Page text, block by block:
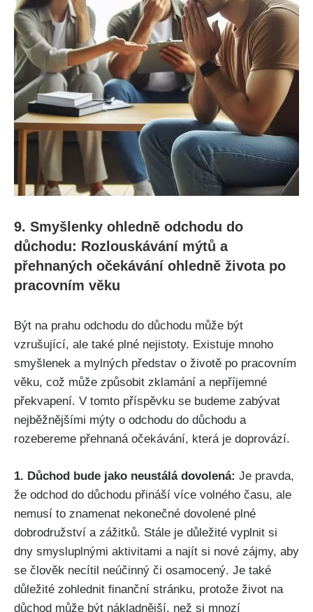
9. Smyšlenky ohledně odchodu do
důchodu: Rozlouskávání mýtů a
přehnaných očekávání ohledně života po
pracovním věku
Být na prahu odchodu do důchodu může být
vzrušující, ale také plné nejistoty. Existuje mnoho
smyšlenek a mylných představ o životě po pracovním
věku, což může způsobit zklamání a nepříjemné
překvapení. V tomto příspěvku se budeme zabývat
nejběžnějšími mýty o odchodu do důchodu a
rozebereme přehnaná očekávání, která je doprovází.
1. Důchod bude jako neustálá dovolená: Je pravda,
že odchod do důchodu přináší více volného času, ale
nemusí to znamenat nekonečné dovolené plné
dobrodružství a zážitků. Stále je důležité vyplnit si
dny smysluplnými aktivitami a najít si nové zájmy, aby
se člověk necítil neúčinný či osamocený. Je také
důležité zohlednit finanční stránku, protože život na
důchod může být nákladnější, než si mnozí